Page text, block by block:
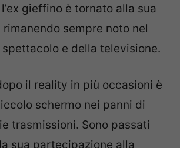
l’ex gieffino è tornato alla sua
sempre noto nel
e della televisione.
il reality in più occasioni è
schermo nei panni di
trasmissioni. Sono passati
sua partecipazione alla